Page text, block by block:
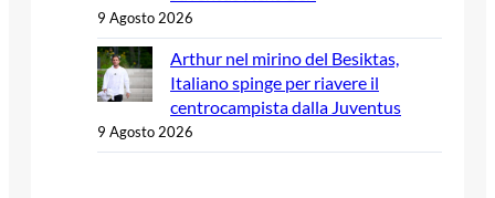
9 Agosto 2026
Arthur nel mirino del Besiktas,
Italiano spinge per riavere il
centrocampista dalla Juventus
9 Agosto 2026